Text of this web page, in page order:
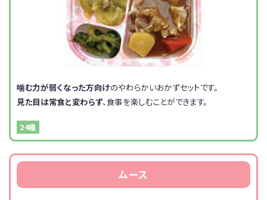
噛む力が弱くなった方向けのやわらかいおかずセットです。
見た目は常食と変わらず、食事を楽しむことができます。
24種
ムース